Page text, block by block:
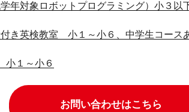
年対象ロボットプログラミング）小３以
き英検教室 小１～小６、中学生コース
１～小６
お問い合わせはこちら